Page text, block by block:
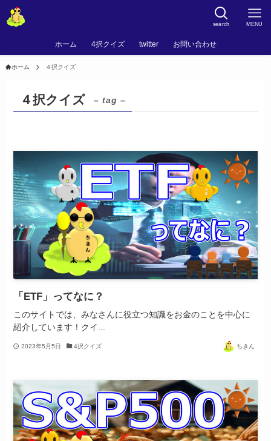
search MENU
ホーム 4択クイズ twitter お問い合わせ
ホーム ４択クイズ
４択クイズ – tag –
「ETF」ってなに？
このサイトでは、みなさんに役立つ知識をお金のことを中心に
紹介しています！クイ...
2023年5月5日 4択クイズ ちきん